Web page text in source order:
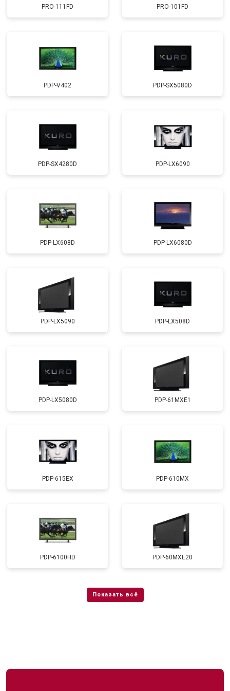
PRO-111FD PRO-101FD
PDP-V402 PDP-SX5080D
PDP-SX4280D PDP-LX6090
PDP-LX608D PDP-LX6080D
PDP-LX5090 PDP-LX508D
PDP-LX5080D PDP-61MXE1
PDP-615EX PDP-610MX
PDP-6100HD PDP-60MXE20